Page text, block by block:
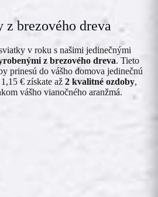
z brezového dreva
v roku s našimi jedinečnými
z brezového dreva. Tieto
prinesú do vášho domova jedinečnú
€ získate až 2 kvalitné ozdoby,
vášho vianočného aranžmá.